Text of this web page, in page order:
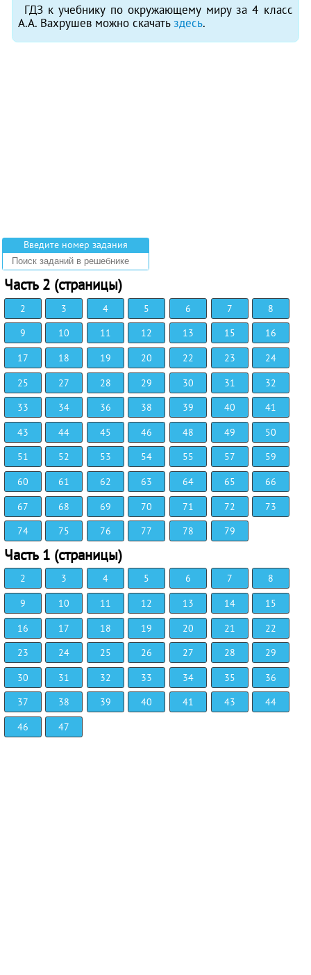
ГДЗ к учебнику по окружающему миру за 4 класс
А.А. Вахрушев можно скачатьздесь.
Введите номер задания
Часть 2 (страницы)
2 3 4 5 6 7
8
9
10 11 12 13 15
16
17
18 19 20 22 23
24
25
27 28 29 30 31
32
33
34 36 38 39 40
41
43
44 45 46 48 49
50
51
52 53 54 55 57
59
60
61 62 63 64 65
66
67
68 69 70 71 72
73
74
75 76 77 78 79
Часть 1 (страницы)
2 3 4 5 6 7
8
9
10 11 12 13 14
15
16
17 18 19 20 21
22
23
24 25 26 27 28
29
30
31 32 33 34 35
36
37
38 39 40 41 43
44
46
47